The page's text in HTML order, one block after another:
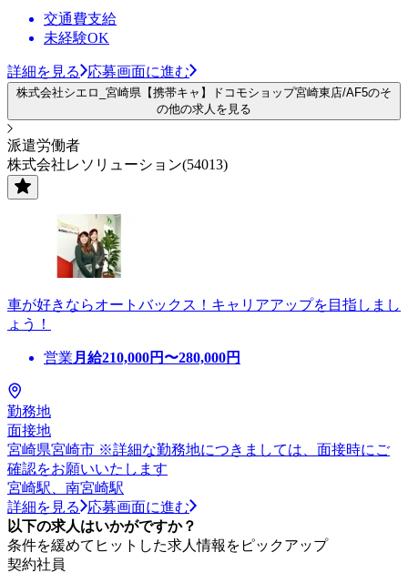
交通費支給
未経験OK
詳細を見る 応募画面に進む
株式会社シエロ_宮崎県【携帯キャ】ドコモショップ宮崎東店/AF5のそ
の他の求人を見る
派遣労働者
株式会社レソリューション(54013)
車が好きならオートバックス！キャリアアップを目指しまし
ょう！
営業 月給210,000円〜280,000円
勤務地
面接地
宮崎県宮崎市 ※詳細な勤務地につきましては、面接時にご
確認をお願いいたします
宮崎駅、南宮崎駅
詳細を見る
応募画面に進む
以下の求人はいかがですか？
条件を緩めてヒットした求人情報をピックアップ
契約社員